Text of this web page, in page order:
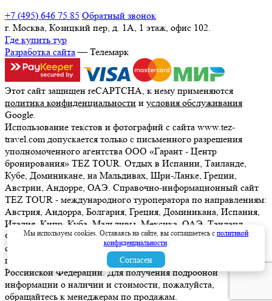
+7 (495) 646 75 85 Обратный звонок
г. Москва, Козицкий пер, д. 1А, 1 этаж, офис 102.
Где купить тур
Разработка сайта— Телемарк
Этот сайт защищен reCAPTCHA, к нему применяются
политика конфиденциальности и условия обслуживания
Google.
Использование текстов и фотографий с сайта www.tez-
travel.com допускается только с письменного разрешения
уполномоченного агентства ООО «Гарант - Центр
бронирования» TEZ TOUR. Отдых в Испании, Таиланде,
Кубе, Доминикане, на Мальдивах, Шри-Ланке, Греции,
Австрии, Андорре, ОАЭ. Справочно-информационный сайт
TEZ TOUR - международного туроператора по направлениям:
Австрия, Андорра, Болгария, Греция, Доминикана, Испания,
Италия, Кипр, Куба, Мальдивы, Мексика, ОАЭ, Таиланд,
Франция, Шри-Ланка. Информация о ценах, указанная на
сайте, не является ни рекламой, ни офертой. определяемой
положениями Статьи 437 (2) Гражданского кодекса
Российской Федерации. Для получения подробной
информации о наличии и стоимости, пожалуйста,
обращайтесь к менеджерам по продажам.
Мы используем cookies. Оставаясь на сайте, вы соглашаетесь с политикой
конфиденциальности.
Согласен